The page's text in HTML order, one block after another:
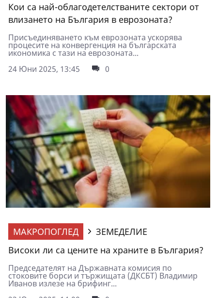
Кои са най-облагодетелстваните сектори от
влизането на България в еврозоната?
Присъединяването към еврозоната ускорява
процесите на конвергенция на българската
икономика с тази на еврозоната...
24 Юни 2025, 13:45
0
МАКРОПОГЛЕД
ЗЕМЕДЕЛИЕ
Високи ли са цените на храните в България?
Председателят на Държавната комисия по
стоковите борси и тържищата (ДКСБТ) Владимир
Иванов излезе на брифинг...